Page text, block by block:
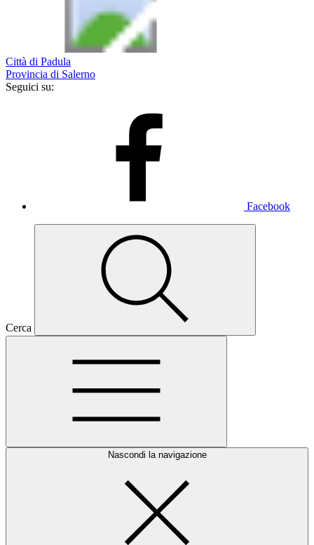
Città di Padula
Provincia di Salerno
Seguici su:
Facebook
Cerca
Nascondi la navigazione